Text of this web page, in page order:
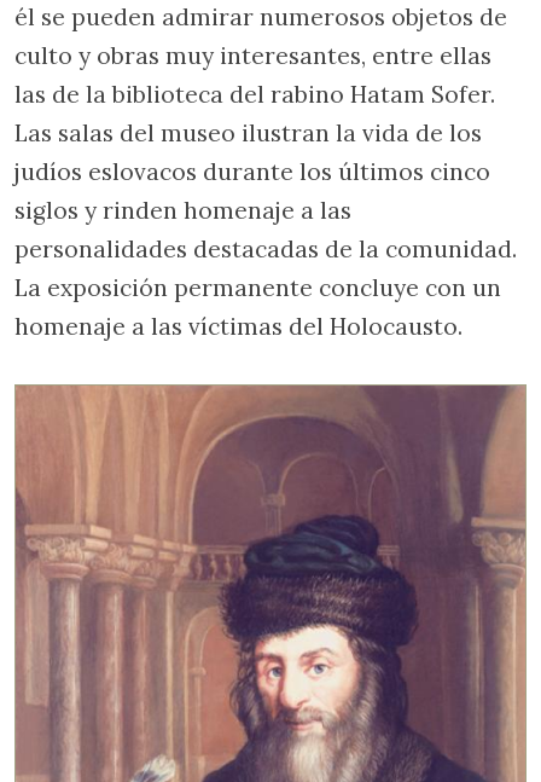
él se pueden admirar numerosos objetos de
culto y obras muy interesantes, entre ellas
las de la biblioteca del rabino Hatam Sofer.
Las salas del museo ilustran la vida de los
judíos eslovacos durante los últimos cinco
siglos y rinden homenaje a las
personalidades destacadas de la comunidad.
La exposición permanente concluye con un
homenaje a las víctimas del Holocausto.